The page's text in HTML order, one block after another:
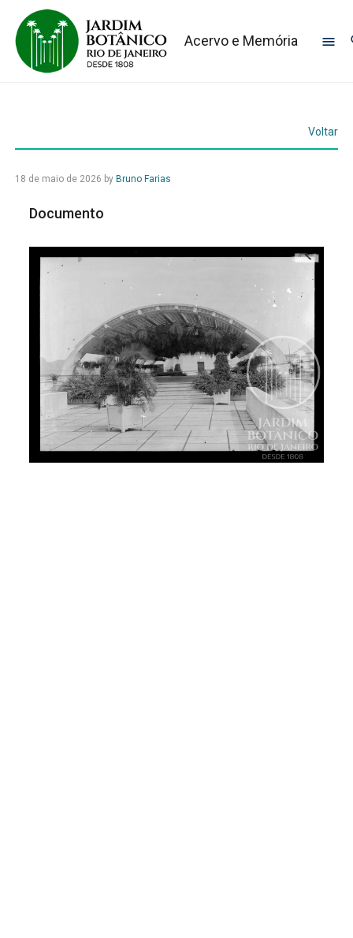
Acervo e Memória
Voltar
18 de maio de 2026 by Bruno Farias
Documento